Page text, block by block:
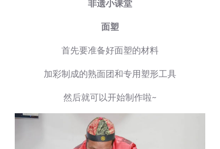
非遗小课堂
面塑
首先要准备好面塑的材料
加彩制成的熟面团和专用塑形工具
然后就可以开始制作啦~